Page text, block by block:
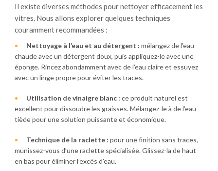
Il existe diverses méthodes pour nettoyer efficacement les
vitres. Nous allons explorer quelques techniques
couramment recommandées :
Nettoyage à l’eau et au détergent : mélangez de l’eau
chaude avec un détergent doux, puis appliquez-le avec une
éponge. Rincez abondamment avec de l’eau claire et essuyez
avec un linge propre pour éviter les traces.
Utilisation de vinaigre blanc : ce produit naturel est
excellent pour dissoudre les graisses. Mélangez-le à de l’eau
tiède pour une solution puissante et économique.
Technique de la raclette : pour une finition sans traces,
munissez-vous d’une raclette spécialisée. Glissez-la de haut
en bas pour éliminer l’excès d’eau.